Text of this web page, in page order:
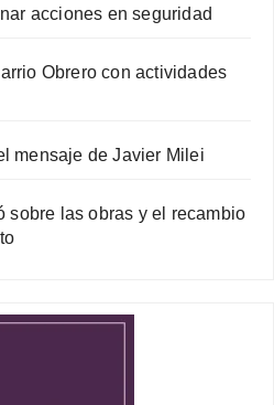
acciones en seguridad
Obrero con actividades
mensaje de Javier Milei
sobre las obras y el recambio